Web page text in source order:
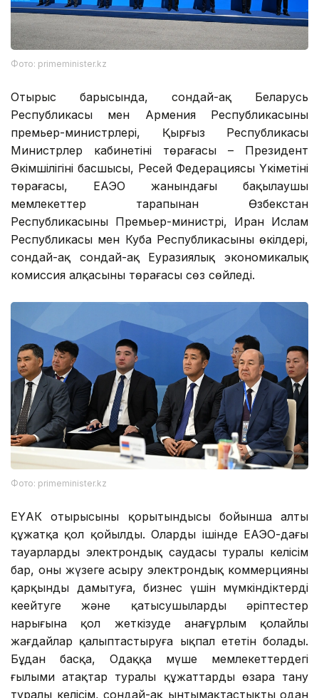
Фото: primeminister.kz
Отырыс барысында, сондай-ақ Беларусь
Республикасы мен Армения Республикасының
премьер-министрлері, Қырғыз Республикасы
Министрлер кабинетінің төрағасы – Президент
Әкімшілігінің басшысы, Ресей Федерациясы Үкіметінің
төрағасы, ЕАЭО жанындағы бақылаушы
мемлекеттер тарапынан Өзбекстан
Республикасының Премьер-министрі, Иран Ислам
Республикасы мен Куба Республикасының өкілдері,
сондай-ақ сондай-ақ Еуразиялық экономикалық
комиссия алқасының төрағасы сөз сөйледі.
Фото: primeminister.kz
ЕҮАК отырысының қорытындысы бойынша алты
құжатқа қол қойылды. Олардың ішінде ЕАЭО-дағы
тауарлардың электрондық саудасы туралы келісім
бар, оны жүзеге асыру электрондық коммерцияны
қарқынды дамытуға, бизнес үшін мүмкіндіктерді
кеңейтуге және қатысушылардың әріптестер
нарығына қол жеткізуде анағұрлым қолайлы
жағдайлар қалыптастыруға ықпал ететін болады.
Бұдан басқа, Одаққа мүше мемлекеттердегі
ғылыми атақтар туралы құжаттарды өзара тану
туралы келісім, сондай-ақ ынтымақтастықты одан